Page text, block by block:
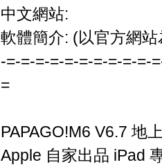
中文網站:
軟體簡介: (以官方網站
-=-=-=-=-=-=-=-=-=-=-
=
PAPAGO!M6 V6.7 地
Apple 自家出品 iPad